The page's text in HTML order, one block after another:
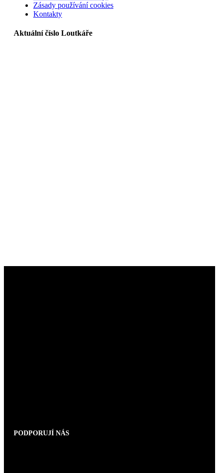
Zásady používání cookies
Kontakty
Aktuální číslo Loutkáře
PODPORUJÍ NÁS